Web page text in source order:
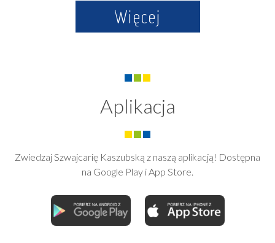
Więcej
Aplikacja
Zwiedzaj Szwajcarię Kaszubską z naszą aplikacją! Dostępna
na Google Play i App Store.